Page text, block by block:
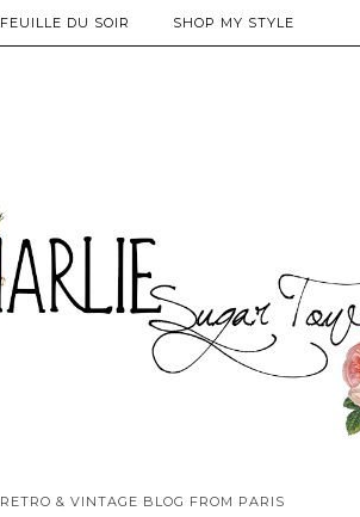
RETRO & VINTAGE BLOG FROM PARIS
FEUILLE DU SOIR SHOP MY STYLE